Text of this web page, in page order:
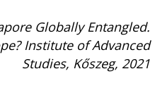
Globally Entangled.
Institute of Advanced
Studies, Kőszeg, 2021